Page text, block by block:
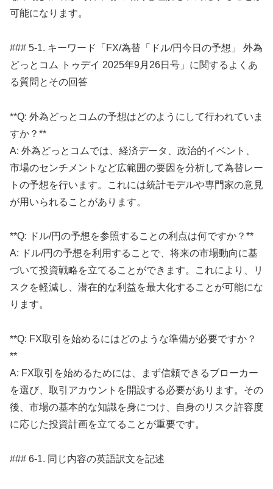
可能になります。
### 5-1. キーワード「FX/為替「ドル/円今日の予想」 外為
どっとコム トゥデイ 2025年9月26日号」に関するよくあ
る質問とその回答
**Q: 外為どっとコムの予想はどのようにして行われていま
すか？**
A: 外為どっとコムでは、経済データ、政治的イベント、
市場のセンチメントなど広範囲の要因を分析して為替レー
トの予想を行います。これには統計モデルや専門家の意見
が用いられることがあります。
**Q: ドル/円の予想を参照することの利点は何ですか？**
A: ドル/円の予想を利用することで、将来の市場動向に基
づいて投資戦略を立てることができます。これにより、リ
スクを軽減し、潜在的な利益を最大化することが可能にな
ります。
**Q: FX取引を始めるにはどのような準備が必要ですか？
**
A: FX取引を始めるためには、まず信頼できるブローカー
を選び、取引アカウントを開設する必要があります。その
後、市場の基本的な知識を身につけ、自身のリスク許容度
に応じた投資計画を立てることが重要です。
### 6-1. 同じ内容の英語訳文を記述